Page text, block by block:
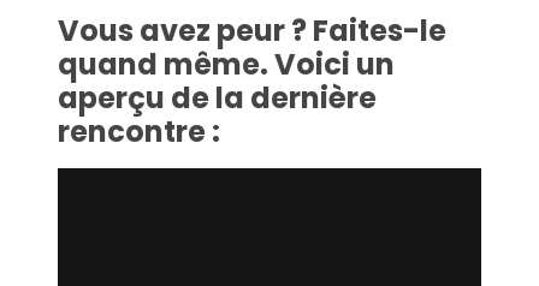
Vous avez peur ? Faites-le
quand même. Voici un
aperçu de la dernière
rencontre :